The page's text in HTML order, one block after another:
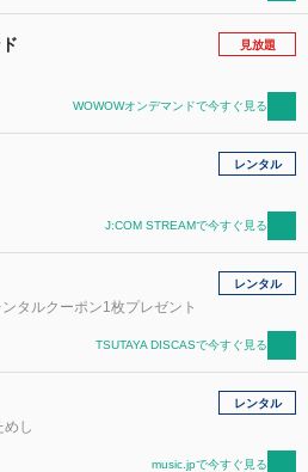
見放題
WOWOWオンデマンドで今すぐ見る
レンタル
J:COM STREAMで今すぐ見る
タルクーポン1枚プレゼント
レンタル
TSUTAYA DISCASで今すぐ見る
し
レンタル
music.jpで今すぐ見る